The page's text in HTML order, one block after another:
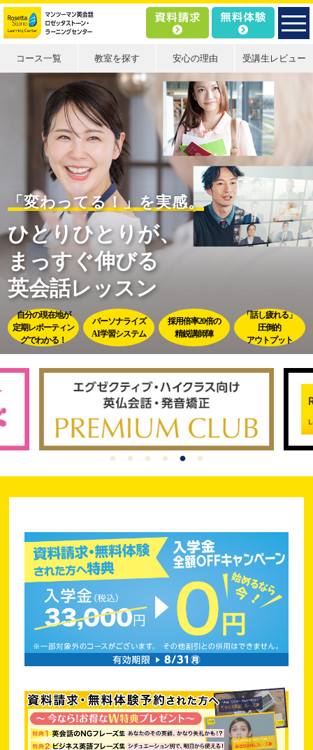
コース一覧 教室を探す 安心の理由 受講生レビュー
「変わってる！」を実感。
ひとりひとりが、
まっすぐ伸びる
英会話レッスン
自分の現在地が
定期レポーティン
グでわかる！
パーソナライズ
AI学習システム
採用倍率20倍の
精鋭講師陣
「話し疲れる」
圧倒的
アウトプット